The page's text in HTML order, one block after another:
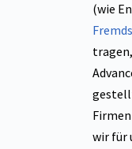
(wie
wir für